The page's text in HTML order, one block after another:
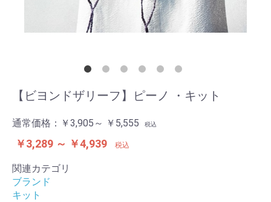
【ビヨンドザリーフ】ピーノ ・キット
通常価格： ￥3,905～ ￥5,555 税込
￥3,289 ～ ￥4,939 税込
関連カテゴリ
ブランド
キット